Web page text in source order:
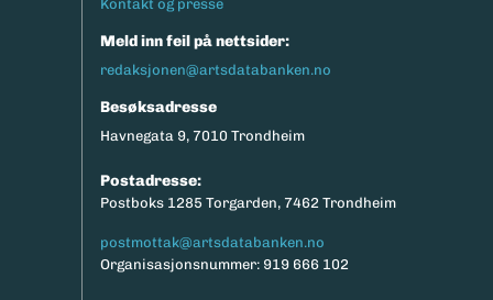
Kontakt og presse
Meld inn feil på nettsider:
redaksjonen@artsdatabanken.no
Besøksadresse
Havnegata 9, 7010 Trondheim
Postadresse:
Postboks 1285 Torgarden, 7462 Trondheim
postmottak@artsdatabanken.no
Organisasjonsnummer: 919 666 102